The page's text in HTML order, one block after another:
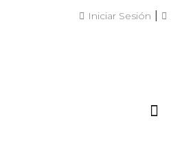
Iniciar Sesión